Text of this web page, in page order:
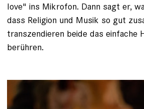
love" ins ­Mikrofon. Dann sagt er,
dass Religion und Musik so gut
trans­zendieren beide das einfache
berühren.